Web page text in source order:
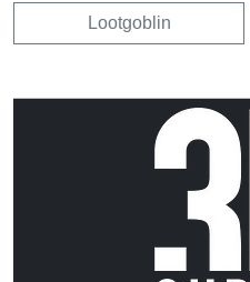
Lootgoblin